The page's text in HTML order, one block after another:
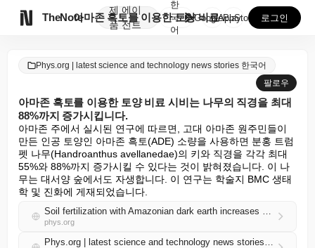
TheNote
제
품
에이
전트
아마존 흑토를 이용한 토양 비료 시비는 나무의 직경을 ...
한
국
어
GooglePlay
AppStore 로그인
Phys.org | latest science and technology news stories 한국어
팔로우
아마존 흑토를 이용한 토양 비료 시비는 나무의 직경을 최대
88%까지 증가시킵니다.
아마존 주에서 실시된 연구에 따르면, 고대 아마존 원주민들이
만든 인공 토양인 아마존 흑토(ADE) 소량을 사용하면 분홍 트럼
펫 나무(Handroanthus avellanedae)의 키와 직경을 각각 최대
55%와 88%까지 증가시킬 수 있다는 것이 밝혀졌습니다. 이 나
무는 대서양 숲에서도 자생합니다. 이 연구는 학술지 BMC 생태
학 및 진화에 게재되었습니다.
Soil fertilization with Amazonian dark earth increases tree diameter by up to 88%
phys.org
Phys.org | latest science and technology news stories 한국어 RSS